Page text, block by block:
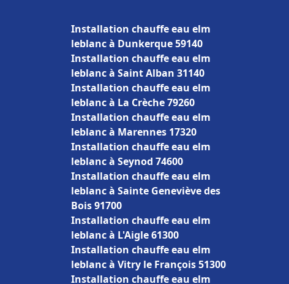
Installation chauffe eau elm
leblanc à Dunkerque 59140
Installation chauffe eau elm
leblanc à Saint Alban 31140
Installation chauffe eau elm
leblanc à La Crèche 79260
Installation chauffe eau elm
leblanc à Marennes 17320
Installation chauffe eau elm
leblanc à Seynod 74600
Installation chauffe eau elm
leblanc à Sainte Geneviève des
Bois 91700
Installation chauffe eau elm
leblanc à L'Aigle 61300
Installation chauffe eau elm
leblanc à Vitry le François 51300
Installation chauffe eau elm